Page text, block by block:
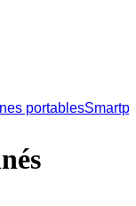
portables